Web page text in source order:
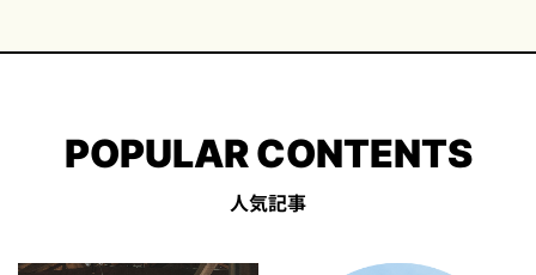
POPULAR CONTENTS
人気記事